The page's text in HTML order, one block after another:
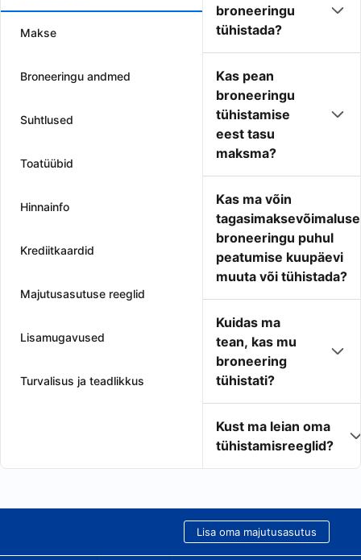
Makse
Broneeringu andmed
Suhtlused
Toatüübid
Hinnainfo
Krediitkaardid
Majutusasutuse reeglid
Lisamugavused
Turvalisus ja teadlikkus
broneeringu
tühistada?
Kas pean
broneeringu
tühistamise
eest tasu
maksma?
Kas ma võin
broneeringu puhul
peatumise kuupäevi
muuta või tühistada?
Kuidas ma
tean, kas mu
broneering
tühistati?
Kust ma leian oma
tühistamisreeglid?
Lisa oma majutusasutus